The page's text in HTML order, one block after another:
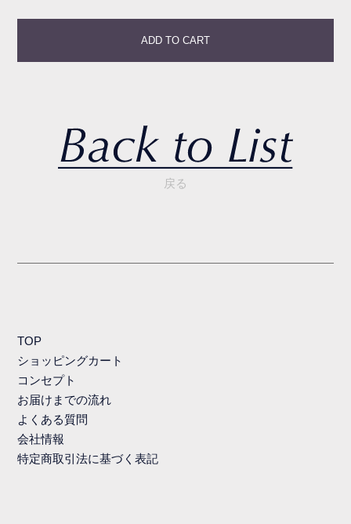
ADD TO CART
戻る
TOP
ショッピングカート
コンセプト
お届けまでの流れ
よくある質問
会社情報
特定商取引法に基づく表記